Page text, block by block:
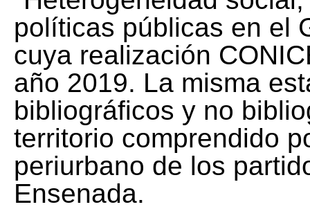
políticas públicas en el
cuya realización
año 2019. La misma
bibliográficos y no
territorio comprendido
periurbano de los
Ensenada.